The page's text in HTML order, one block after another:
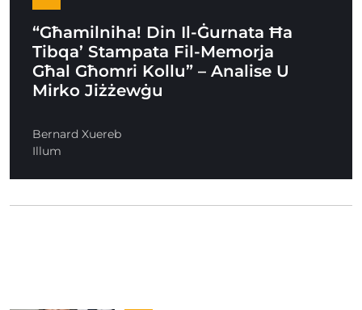
“Għamilniha! Din Il-Ġurnata Ħa
Tibqa’ Stampata Fil-Memorja
Għal Għomri Kollu” – Analise U
Mirko Jiżżewġu
Bernard Xuereb
Illum